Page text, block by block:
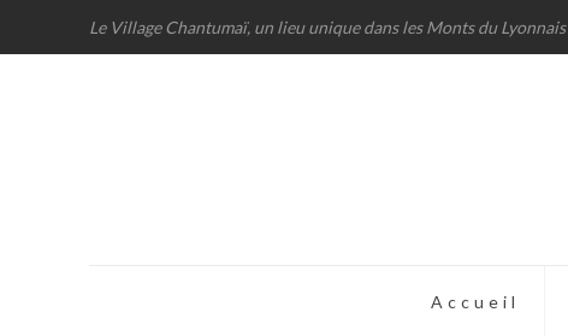
Le Village Chantumaï, un lieu unique dans les Monts du Lyonnais
Accueil